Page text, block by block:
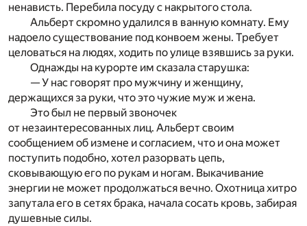
ненависть. Перебила посуду с накрытого стола.
Альберт скромно удалился в ванную комнату. Ему
надоело существование под конвоем жены. Требует
целоваться на людях, ходить по улице взявшись за руки.
Однажды на курорте им сказала старушка:
— У нас говорят про мужчину и женщину,
держащихся за руки, что это чужие муж и жена.
Это был не первый звоночек
от незаинтересованных лиц. Альберт своим
сообщением об измене и согласием, что и она может
поступить подобно, хотел разорвать цепь,
сковывающую его по рукам и ногам. Выкачивание
энергии не может продолжаться вечно. Охотница хитро
запутала его в сетях брака, начала сосать кровь, забирая
душевные силы.